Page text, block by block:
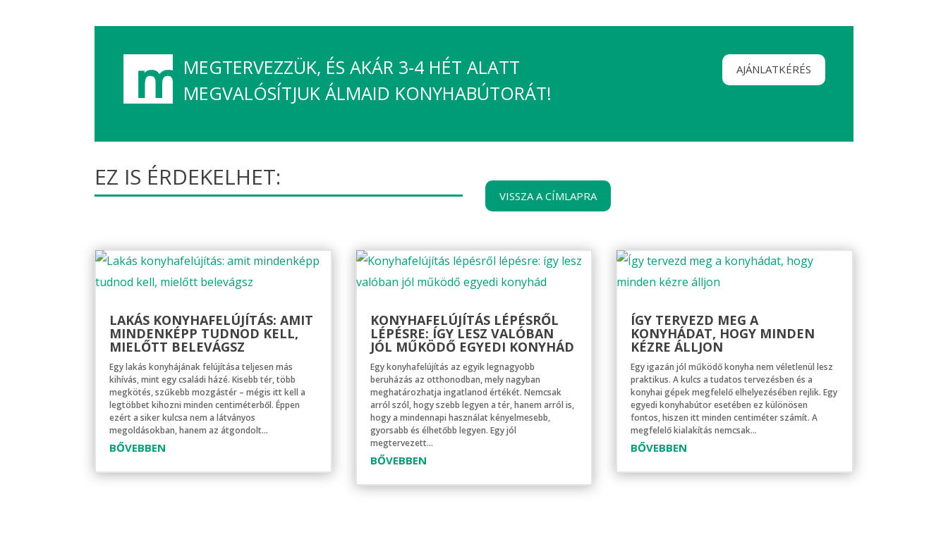
MEGTERVEZZÜK, ÉS AKÁR 3-4 HÉT ALATT
MEGVALÓSÍTJUK ÁLMAID KONYHABÚTORÁT!
AJÁNLATKÉRÉS
EZ IS ÉRDEKELHET:
VISSZA A CÍMLAPRA
LAKÁS KONYHAFELÚJÍTÁS: AMIT
MINDENKÉPP TUDNOD KELL,
MIELŐTT BELEVÁGSZ
Egy lakás konyhájának felújítása teljesen más
kihívás, mint egy családi házé. Kisebb tér, több
megkötés, szűkebb mozgástér – mégis itt kell a
legtöbbet kihozni minden centiméterből. Éppen
ezért a siker kulcsa nem a látványos
megoldásokban, hanem az átgondolt...
BŐVEBBEN
KONYHAFELÚJÍTÁS LÉPÉSRŐL
LÉPÉSRE: ÍGY LESZ VALÓBAN
JÓL MŰKÖDŐ EGYEDI KONYHÁD
Egy konyhafelújítás az egyik legnagyobb
beruházás az otthonodban, mely nagyban
meghatározhatja ingatlanod értékét. Nemcsak
arról szól, hogy szebb legyen a tér, hanem arról is,
hogy a mindennapi használat kényelmesebb,
gyorsabb és élhetőbb legyen. Egy jól
megtervezett...
BŐVEBBEN
ÍGY TERVEZD MEG A
KONYHÁDAT, HOGY MINDEN
KÉZRE ÁLLJON
Egy igazán jól működő konyha nem véletlenül lesz
praktikus. A kulcs a tudatos tervezésben és a
konyhai gépek megfelelő elhelyezésében rejlik. Egy
egyedi konyhabútor esetében ez különösen
fontos, hiszen itt minden centiméter számít. A
megfelelő kialakítás nemcsak...
BŐVEBBEN